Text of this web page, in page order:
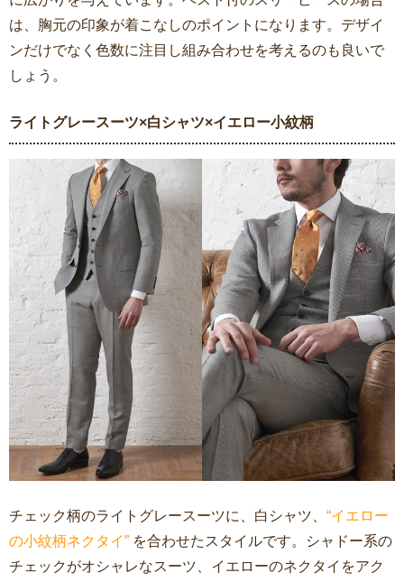
は、胸元の印象が着こなしのポイントになります。デザイ
ンだけでなく色数に注目し組み合わせを考えるのも良いで
しょう。
ライトグレースーツ×白シャツ×イエロー小紋柄
チェック柄のライトグレースーツに、白シャツ、 “イエロー
の小紋柄ネクタイ” を合わせたスタイルです。シャドー系の
チェックがオシャレなスーツ、イエローのネクタイをアク